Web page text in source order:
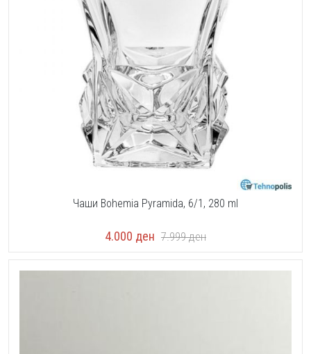
Чаши Bohemia Pyramida, 6/1, 280 ml
4.000 ден 7.999ден